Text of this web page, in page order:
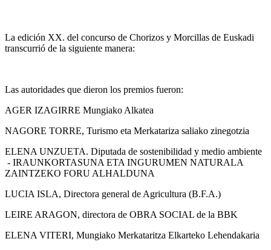
La edición XX. del concurso de Chorizos y Morcillas de Euskadi
transcurrió de la siguiente manera:
Las autoridades que dieron los premios fueron:
AGER IZAGIRRE Mungiako Alkatea
NAGORE TORRE, Turismo eta Merkatariza saliako zinegotzia
ELENA UNZUETA. Diputada de sostenibilidad y medio ambiente
- IRAUNKORTASUNA ETA INGURUMEN NATURALA
ZAINTZEKO FORU ALHALDUNA
LUCIA ISLA, Directora general de Agricultura (B.F.A.)
LEIRE ARAGON, directora de OBRA SOCIAL de la BBK
ELENA VITERI, Mungiako Merkataritza Elkarteko Lehendakaria